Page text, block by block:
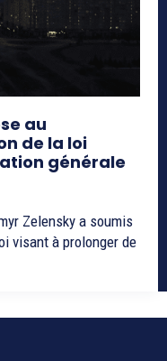
au
de la loi
générale
Zelensky a soumis
visant à prolonger de